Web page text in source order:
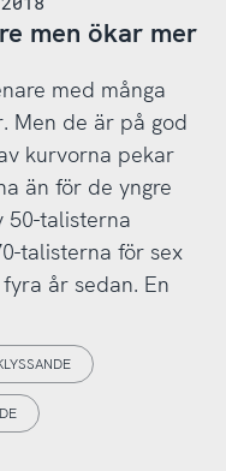
men ökar mer
med många
Men de är på god
kurvorna pekar
än för de yngre
50-talisterna
talisterna för sex
år sedan. En